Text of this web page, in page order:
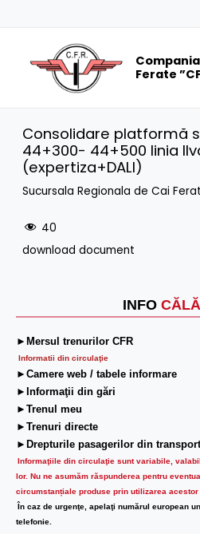
Ferate
INFO
►Mersul trenurilor CFR
Informatii din circulaţie
►Camere web / tabele informare
►Informaţii din gări
►Trenul meu
►Trenuri directe
►Drepturile pasagerilor din
Informaţiile din circulaţie sunt variabile,
lor. Nu ne asumăm răspunderea pentru
circumstanțiale produse prin utilizarea acestor
În caz de urgenţe, apelaţi numărul european
telefonie.
Consolidare platformă
44+300- 44+500 linia
(expertiza+DALI)
Sucursala Regionala de Cai
40
download document